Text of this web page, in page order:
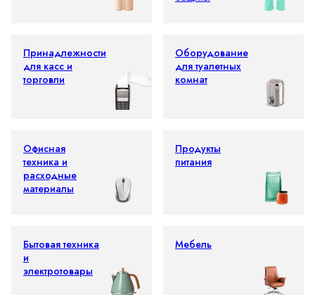
Принадлежности
для касс и
торговли
Оборудование
для туалетных
комнат
Офисная
техника и
расходные
материалы
Продукты
питания
Бытовая техника
и
электротовары
Мебель